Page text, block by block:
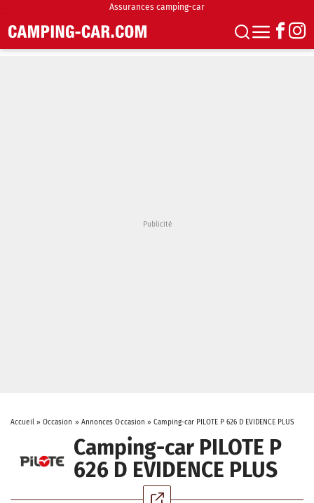
Assurances camping-car
Accueil» Occasion » Annonces Occasion »Camping-car PILOTE P 626 D EVIDENCE PLUS
Camping-car PILOTE P
626 D EVIDENCE PLUS